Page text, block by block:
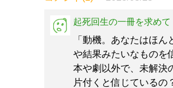
起死回生の一冊を求めて
「動機。あなたはほん
や結果みたいなもの
本や劇以外で、未解決
片付くと信じているの